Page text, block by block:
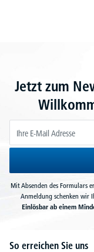
Jetzt zum
Mit Absenden des Formulars
Anmeldung schenken wir
Einlösbar ab einem
So erreichen Sie uns